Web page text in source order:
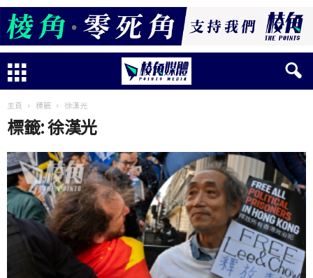
主頁 標籤 徐漢光
標籤: 徐漢光